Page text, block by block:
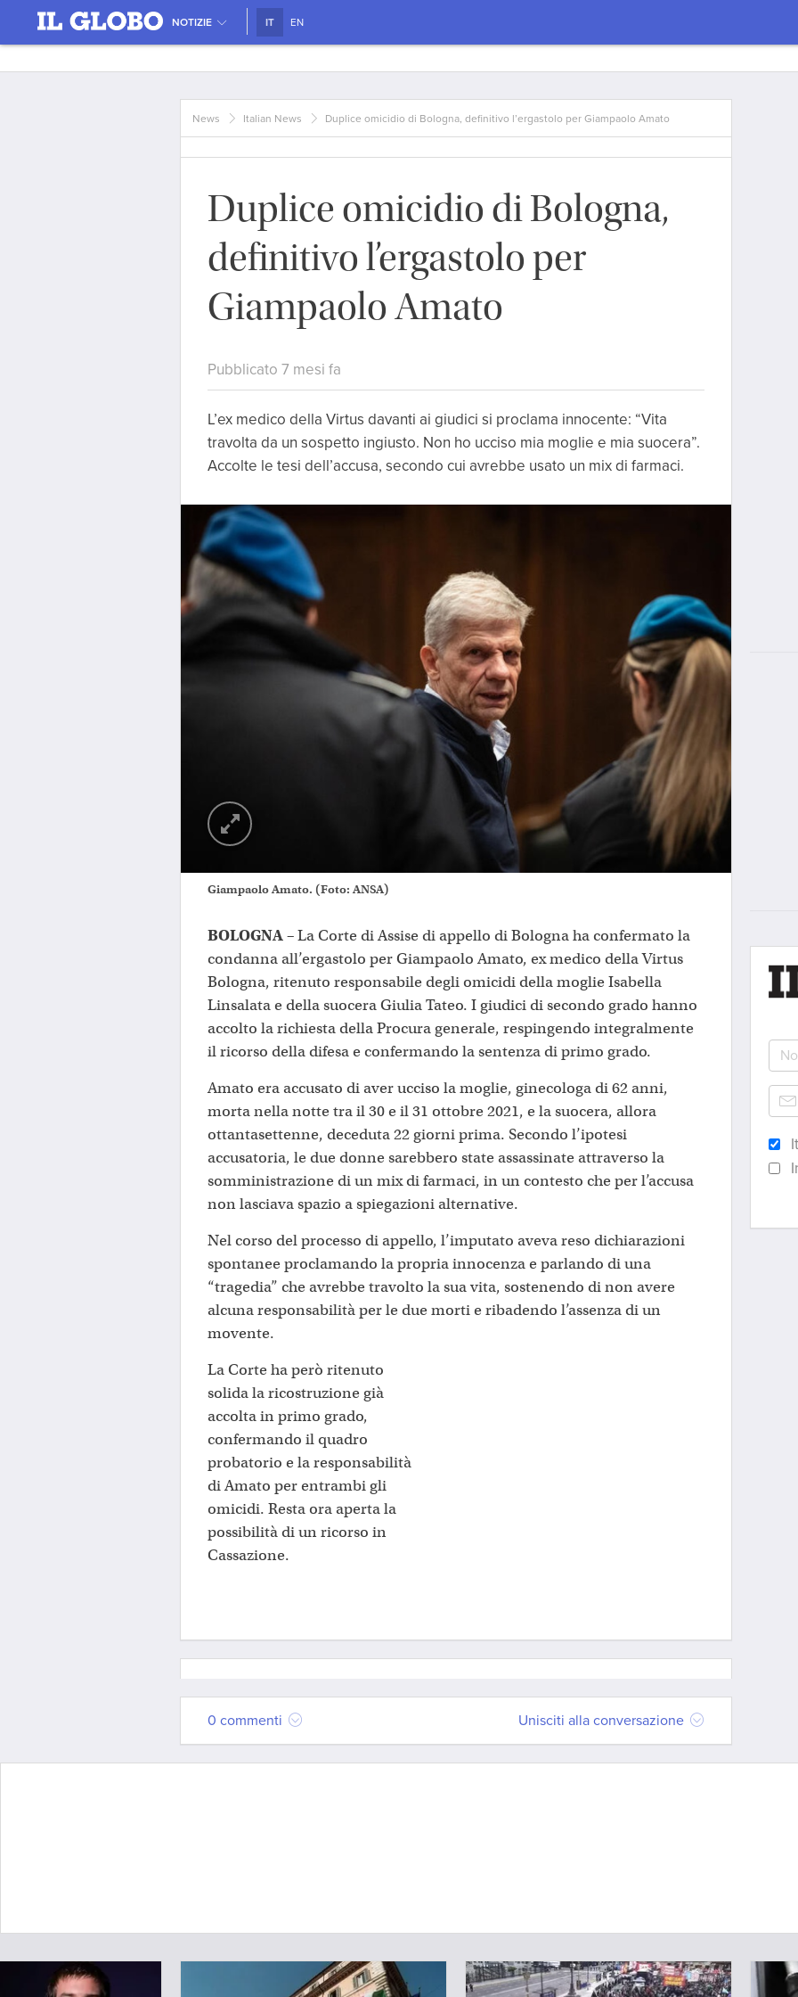
NOTIZIE IT EN
News Italian News Duplice omicidio di Bologna, definitivo l’ergastolo per Giampaolo Amato
Duplice omicidio di Bologna,
definitivo l’ergastolo per
Giampaolo Amato
Pubblicato 7 mesi fa
L’ex medico della Virtus davanti ai giudici si proclama innocente: “Vita
travolta da un sospetto ingiusto. Non ho ucciso mia moglie e mia suocera”.
Accolte le tesi dell’accusa, secondo cui avrebbe usato un mix di farmaci.
Giampaolo Amato. (Foto: ANSA)
BOLOGNA –La Corte di Assise di appello di Bologna ha confermato la
condanna all’ergastolo per Giampaolo Amato, ex medico della Virtus
Bologna, ritenuto responsabile degli omicidi della moglie Isabella
Linsalata e della suocera Giulia Tateo. I giudici di secondo grado hanno
accolto la richiesta della Procura generale, respingendo integralmente
il ricorso della difesa e confermando la sentenza di primo grado.
Amato era accusato di aver ucciso la moglie, ginecologa di 62 anni,
morta nella notte tra il 30 e il 31 ottobre 2021, e la suocera, allora
ottantasettenne, deceduta 22 giorni prima. Secondo l’ipotesi
accusatoria, le due donne sarebbero state assassinate attraverso la
somministrazione di un mix di farmaci, in un contesto che per l’accusa
non lasciava spazio a spiegazioni alternative.
Nel corso del processo di appello, l’imputato aveva reso dichiarazioni
spontanee proclamando la propria innocenza e parlando di una
“tragedia” che avrebbe travolto la sua vita, sostenendo di non avere
alcuna responsabilità per le due morti e ribadendo l’assenza di un
movente.
La Corte ha però ritenuto
solida la ricostruzione già
accolta in primo grado,
confermando il quadro
probatorio e la responsabilità
di Amato per entrambi gli
omicidi. Resta ora aperta la
possibilità di un ricorso in
Cassazione.
0 commenti Unisciti alla conversazione